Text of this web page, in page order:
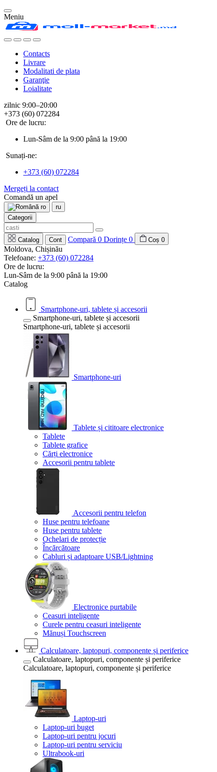
Meniu
Contacts
Livrare
Modalitati de plata
Garanţie
Loialitate
zilnic 9:00–20:00
+373 (60) 072284
Ore de lucru:
Lun-Sâm de la 9:00 până la 19:00
Sunați-ne:
+373 (60) 072284
Mergeți la contact
Comandă un apel
ro
ru
Categorii
Catalog Cont Compară 0 Dorințe 0 Coș 0
Moldova, Chișinău
Telefoane: +373 (60) 072284
Ore de lucru:
Lun-Sâm de la 9:00 până la 19:00
Catalog
Smartphone-uri, tablete și accesorii
Smartphone-uri, tablete și accesorii
Smartphone-uri, tablete și accesorii
Smartphone-uri
Tablete și cititoare electronice
Tablete
Tablete grafice
Cărți electronice
Accesorii pentru tablete
Accesorii pentru telefon
Huse pentru telefoane
Huse pentru tablete
Ochelari de protecție
Încărcătoare
Cabluri și adaptoare USB/Lightning
Electronice purtabile
Ceasuri inteligente
Curele pentru ceasuri inteligente
Mănuși Touchscreen
Calculatoare, laptopuri, componente și periferice
Calculatoare, laptopuri, componente și periferice
Calculatoare, laptopuri, componente și periferice
Laptop-uri
Laptop-uri buget
Laptop-uri pentru jocuri
Laptop-uri pentru serviciu
Ultrabook-uri